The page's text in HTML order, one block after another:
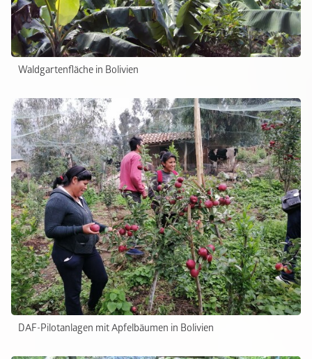
Waldgartenfläche in Bolivien
DAF-Pilotanlagen mit Apfelbäumen in Bolivien